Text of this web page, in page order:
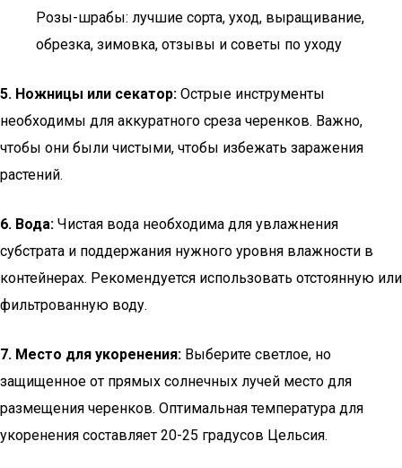
Розы-шрабы: лучшие сорта, уход, выращивание,
обрезка, зимовка, отзывы и советы по уходу
5. Ножницы или секатор: Острые инструменты
необходимы для аккуратного среза черенков. Важно,
чтобы они были чистыми, чтобы избежать заражения
растений.
6. Вода: Чистая вода необходима для увлажнения
субстрата и поддержания нужного уровня влажности в
контейнерах. Рекомендуется использовать отстоянную или
фильтрованную воду.
7. Место для укоренения: Выберите светлое, но
защищенное от прямых солнечных лучей место для
размещения черенков. Оптимальная температура для
укоренения составляет 20-25 градусов Цельсия.